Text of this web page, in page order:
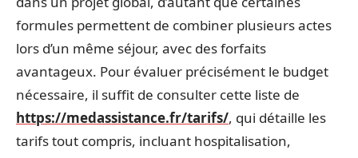
formules permettent de combiner plusieurs actes
lors d’un même séjour, avec des forfaits
avantageux. Pour évaluer précisément le budget
nécessaire, il suffit de consulter cette liste de
https://medassistance.fr/tarifs/, qui détaille les
tarifs tout compris, incluant hospitalisation,